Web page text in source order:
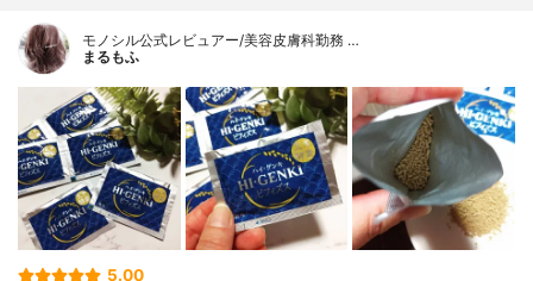
モノシル公式レビュアー/美容皮膚科勤務 …
まるもふ
5.00